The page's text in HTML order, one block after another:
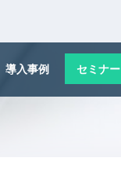
導入事例 セミナー